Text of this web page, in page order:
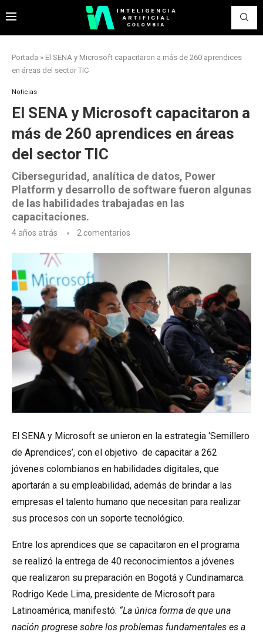
Portada » El SENA y Microsoft capacitaron a más de 260 aprendices
en áreas del sector TIC
Noticias
El SENA y Microsoft capacitaron a
más de 260 aprendices en áreas
del sector TIC
Ciberseguridad, analítica de datos, Power
Platform y desarrollo de software fueron algunas
de las habilidades trabajadas en las
capacitaciones.
4 años atrás 2 comentarios
El SENA y Microsoft se unieron en la estrategia ‘Semillero
de Aprendices’, con el objetivo de capacitar a 262
jóvenes colombianos en habilidades digitales, que
aportarán a su empleabilidad, además de brindar a las
empresas el talento humano que necesitan para realizar
sus procesos con un soporte tecnológico.
Entre los aprendices que se capacitaron en el programa
se realizó la entrega de 40 reconocimientos a jóvenes
que realizaron su preparación en Bogotá y Cundinamarca.
Rodrigo Kede Lima, presidente de Microsoft para
Latinoamérica, manifestó: “La única forma de que una
nación progrese sobre los problemas fundamentales es a